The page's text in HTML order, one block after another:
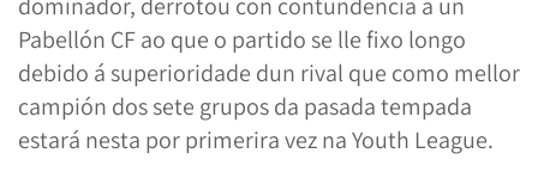
Pabellón CF ao que o partido se lle fixo longo
debido á superioridade dun rival que como mellor
campión dos sete grupos da pasada tempada
estará nesta por primerira vez na Youth League.